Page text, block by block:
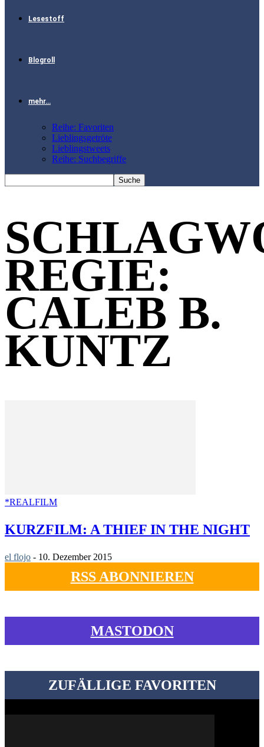
Lesestoff
Blogroll
mehr…
Reihe: Favoriten
Lieblingsgetröte
Lieblingstweets
Reihe: Suchbegriffe
REGIE:
CALEB B.
KUNTZ
*REALFILM
KURZFILM: A THIEF IN THE NIGHT
el flojo - 10. Dezember 2015
RSS ABONNIEREN
MASTODON
ZUFÄLLIGE FAVORITEN